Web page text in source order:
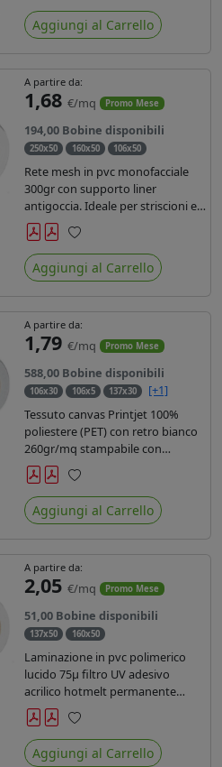
superficiale con totale assenza di
peluria. Occhiellabile, non
Preferiti
Aggiungi al Carrello
A partire da:
1,68 €/mq Promo Mese
194,00 Bobine disponibili
250x50 160x50 106x50
Rete mesh in pvc monofacciale
300gr con supporto liner
antigoccia. Ideale per striscioni e
coperture antivento. Saldabile,
stampabile con inchiostri
solvente, ecosolvente, uv e latex.
Densità fili 1000x1000 , filato 9x13.
Preferiti
Aggiungi al Carrello
A partire da:
1,79 €/mq Promo Mese
588,00 Bobine disponibili
106x30 106x5 137x30
[+1]
Tessuto canvas Printjet 100%
poliestere (PET) con retro bianco
260gr/mq stampabile con
inchiostri solvente, ecosolvente,
uv e latex.
Preferiti
Aggiungi al Carrello
A partire da:
2,05 €/mq Promo Mese
51,00 Bobine disponibili
137x50 160x50
Laminazione in pvc polimerico
lucido 75µ filtro UV adesivo
acrilico hotmelt permanente
specifico per stampe con
inchiostri UV durata 7 anni indoor
e 5 outdoor. Dotato di certificato
ignifugo Bs1d0.
Preferiti
Aggiungi al Carrello